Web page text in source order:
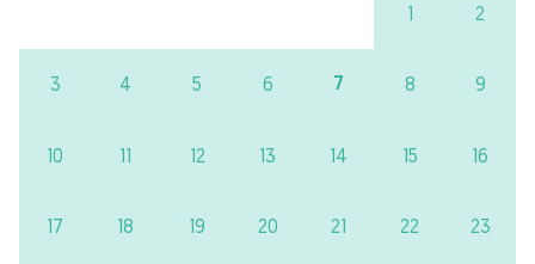
1 2
3 4 5 6 7 8 9
10 11 12 13 14 15 16
17 18 19 20 21 22 23